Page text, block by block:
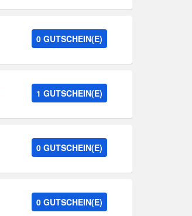
0 GUTSCHEIN(E)
1 GUTSCHEIN(E)
0 GUTSCHEIN(E)
0 GUTSCHEIN(E)